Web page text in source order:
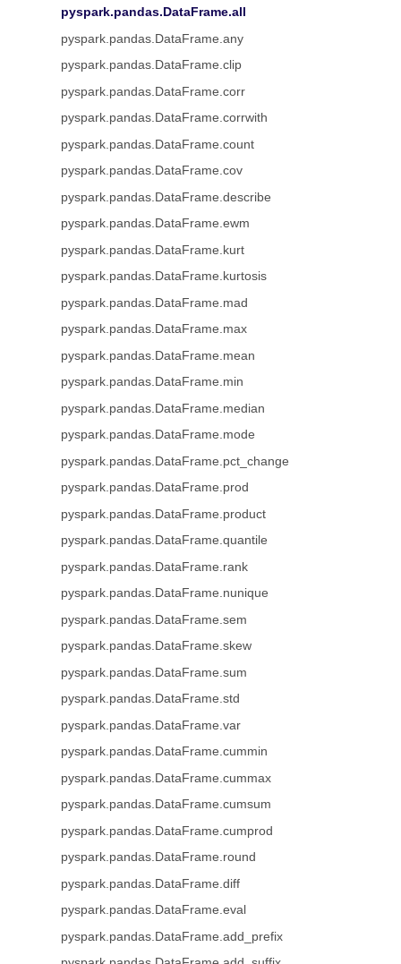
pyspark.pandas.DataFrame.all
pyspark.pandas.DataFrame.any
pyspark.pandas.DataFrame.clip
pyspark.pandas.DataFrame.corr
pyspark.pandas.DataFrame.corrwith
pyspark.pandas.DataFrame.count
pyspark.pandas.DataFrame.cov
pyspark.pandas.DataFrame.describe
pyspark.pandas.DataFrame.ewm
pyspark.pandas.DataFrame.kurt
pyspark.pandas.DataFrame.kurtosis
pyspark.pandas.DataFrame.mad
pyspark.pandas.DataFrame.max
pyspark.pandas.DataFrame.mean
pyspark.pandas.DataFrame.min
pyspark.pandas.DataFrame.median
pyspark.pandas.DataFrame.mode
pyspark.pandas.DataFrame.pct_change
pyspark.pandas.DataFrame.prod
pyspark.pandas.DataFrame.product
pyspark.pandas.DataFrame.quantile
pyspark.pandas.DataFrame.rank
pyspark.pandas.DataFrame.nunique
pyspark.pandas.DataFrame.sem
pyspark.pandas.DataFrame.skew
pyspark.pandas.DataFrame.sum
pyspark.pandas.DataFrame.std
pyspark.pandas.DataFrame.var
pyspark.pandas.DataFrame.cummin
pyspark.pandas.DataFrame.cummax
pyspark.pandas.DataFrame.cumsum
pyspark.pandas.DataFrame.cumprod
pyspark.pandas.DataFrame.round
pyspark.pandas.DataFrame.diff
pyspark.pandas.DataFrame.eval
pyspark.pandas.DataFrame.add_prefix